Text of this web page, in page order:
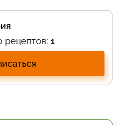
рецептов: 1